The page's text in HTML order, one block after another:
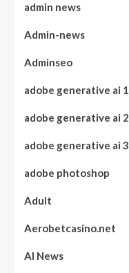
admin news
Admin-news
Adminseo
adobe generative ai 1
adobe generative ai 2
adobe generative ai 3
adobe photoshop
Adult
Aerobetcasino.net
AI News